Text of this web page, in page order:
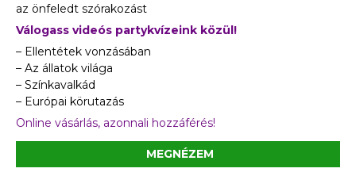
az önfeledt szórakozást
Válogass videós partykvízeink közül!
– Ellentétek vonzásában
– Az állatok világa
– Színkavalkád
– Európai körutazás
Online vásárlás, azonnali hozzáférés!
MEGNÉZEM